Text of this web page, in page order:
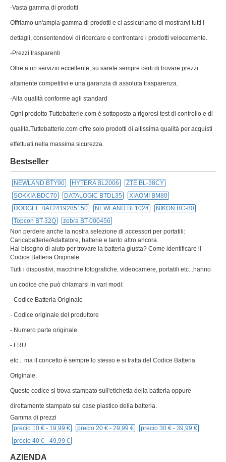
-Vasta gamma di prodotti
Offriamo un'ampia gamma di prodotti e ci assicuriamo di mostrarvi tutti i
dettagli, consentendovi di ricercare e confrontare i prodotti velocemente.
-Prezzi trasparenti
Oltre a un servizio eccellente, su sarete sempre certi di trovare prezzi
altamente competitivi e una garanzia di assoluta trasparenza.
-Alta qualità conforme agli standard
Ogni prodotto Tuttebatterie.com è sottoposto a rigorosi test di controllo e di
qualità.Tuttebatterie.com offre solo prodotti di altissima qualità per acquisti
effettuati nella massima sicurezza.
Bestseller
NEWLAND BTY90 HYTERA BL2006
ZTE BL-38CY
SOKKIA BDC70
DATALOGIC BTDL35
XIAOMI BM80
DOOGEE BAT2419285150
NEWLAND BF1024
NIKON BC-80
Topcon BT-32Q
zebra BT-000456
Non perdere anche la nostra selezione di accessori per portatili:
Caricabatterie/Adattatore, batterie e tanto altro ancora.
Hai bisogno di aiuto per trovare la batteria giusta? Come identificare il
Codice Batteria Originale
Tutti i dispositivi, macchine fotografiche, videocamere, portatili etc...hanno
un codice che può chiamarsi in vari modi:
- Codice Batteria Originale
- Codice originale del produttore
- Numero parte originale
- FRU
etc... ma il concetto è sempre lo stesso e si tratta del Codice Batteria
Originale.
Questo codice si trova stampato sull'etichetta della batteria oppure
direttamente stampato sul case plastico della batteria.
Gamma di prezzi
precio 10 € - 19,99 € precio 20 € - 29,99 € precio 30 € - 39,99 €
precio 40 € - 49,99 €
AZIENDA